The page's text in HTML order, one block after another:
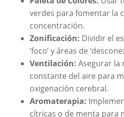
verdes para fomentar la
concentración.
Zonificación: Dividir el
‘foco’ y áreas de
Ventilación: Asegurar la
constante del aire para
oxigenación cerebral.
Aromaterapia:
cítricas o de menta para